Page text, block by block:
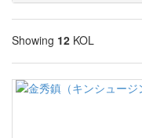
Showing 12 KOL